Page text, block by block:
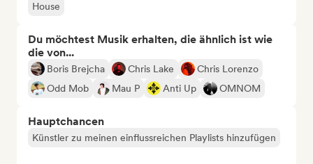
House
Du möchtest Musik erhalten, die ähnlich ist wie
die von...
Boris Brejcha Chris Lake
Chris Lorenzo
Odd Mob
Mau P Anti Up OMNOM
Hauptchancen
Künstler zu meinen einflussreichen Playlists hinzufügen